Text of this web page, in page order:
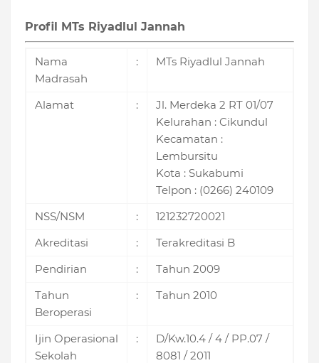
Profil MTs Riyadlul Jannah
Nama
Madrasah
: MTs Riyadlul Jannah
Alamat :
Jl. Merdeka 2 RT 01/07
Kelurahan : Cikundul
Kecamatan :
Lembursitu
Kota : Sukabumi
Telpon : (0266) 240109
NSS/NSM
:
121232720021
Akreditasi
:
Terakreditasi B
Pendirian
:
Tahun 2009
Tahun
Beroperasi
: Tahun 2010
Ijin Operasional
Sekolah
:
D/Kw.10.4 / 4 / PP.07 /
8081 / 2011